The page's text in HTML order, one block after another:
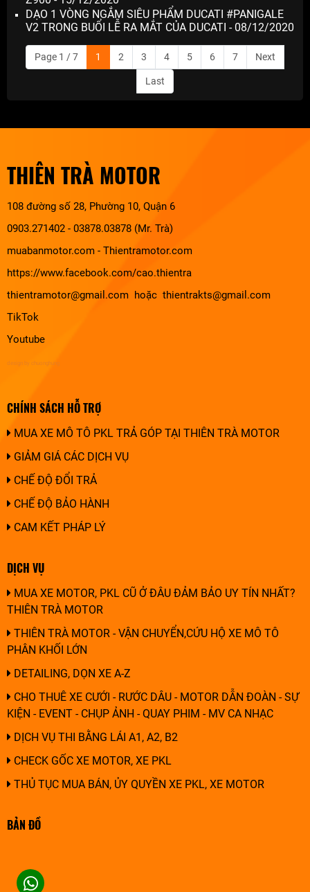
DẠO 1 VÒNG NGẮM SIÊU PHẨM DUCATI #PANIGALE
V2 TRONG BUỔI LỄ RA MẮT CỦA DUCATI - 08/12/2020
Page 1 / 7 1 2 3 4 5 6 7 Next
Last
THIÊN TRÀ MOTOR
108 đường số 28, Phường 10, Quận 6
0903.271402 - 03878.03878 (Mr. Trà)
muabanmotor.com - Thientramotor.com
https://www.facebook.com/cao.thientra
thientramotor@gmail.com hoặc thientrakts@gmail.com
TikTok
Youtube
design by chuonghung
CHÍNH SÁCH HỖ TRỢ
MUA XE MÔ TÔ PKL TRẢ GÓP TẠI THIÊN TRÀ MOTOR
GIẢM GIÁ CÁC DỊCH VỤ
CHẾ ĐỘ ĐỔI TRẢ
CHẾ ĐỘ BẢO HÀNH
CAM KẾT PHÁP LÝ
DỊCH VỤ
MUA XE MOTOR, PKL CŨ Ở ĐÂU ĐẢM BẢO UY TÍN NHẤT?
THIÊN TRÀ MOTOR
THIÊN TRÀ MOTOR - VẬN CHUYỂN,CỨU HỘ XE MÔ TÔ
PHÂN KHỐI LỚN
DETAILING, DỌN XE A-Z
CHO THUÊ XE CƯỚI - RƯỚC DÂU - MOTOR DẪN ĐOÀN - SỰ
KIỆN - EVENT - CHỤP ẢNH - QUAY PHIM - MV CA NHẠC
DỊCH VỤ THI BẰNG LÁI A1, A2, B2
CHECK GỐC XE MOTOR, XE PKL
THỦ TỤC MUA BÁN, ỦY QUYỀN XE PKL, XE MOTOR
BẢN ĐỒ